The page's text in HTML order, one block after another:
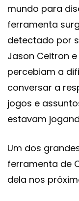
mundo para
ferramenta
detectado por
Jason Ceitron
percebiam a
conversar a
jogos e
estavam
Um dos
ferramenta de
dela nos